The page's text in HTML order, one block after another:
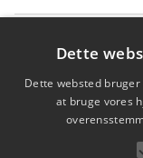
kører mere
Sådan lærer du
Dette
Dette websted
at bruge vores